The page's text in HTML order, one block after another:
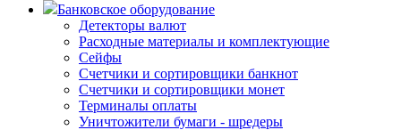
Банковское оборудование
Детекторы валют
Расходные материалы и комплектующие
Сейфы
Счетчики и сортировщики банкнот
Счетчики и сортировщики монет
Терминалы оплаты
Уничтожители бумаги - шредеры